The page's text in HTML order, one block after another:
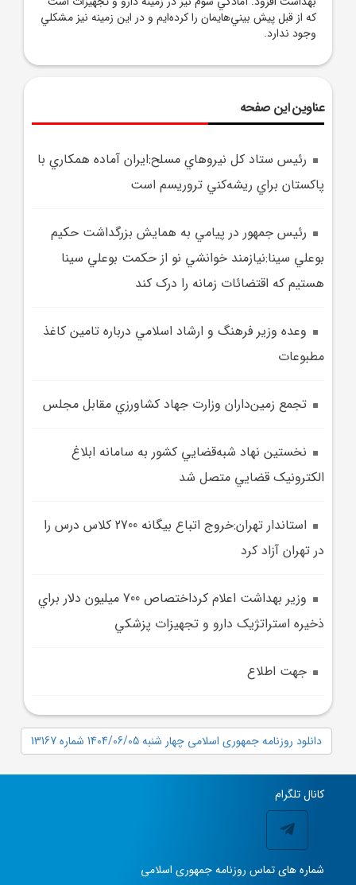
که از قبل پيش بيني‌هايمان را کرده‌ايم و در اين زمينه نيز مشکلي
وجود ندارد.
عناوین این صفحه
رئيس ستاد کل نيروهاي مسلح:ايران آماده همکاري با
پاکستان براي ريشه‌کني تروريسم است
رئيس جمهور در پيامي به همايش بزرگداشت حکيم
بوعلي سينا:نيازمند خوانشي نو از حکمت بوعلي سينا
هستيم که اقتضائات زمانه را درک کند
وعده وزير فرهنگ و ارشاد اسلامي درباره تامين کاغذ
مطبوعات
تجمع زمين‌داران وزارت جهاد کشاورزي مقابل مجلس
نخستين نهاد شبه‌قضايي کشور به سامانه ابلاغ
الکترونيک قضايي متصل شد
استاندار تهران:خروج اتباع بيگانه 2700 کلاس درس را
در تهران آزاد کرد
وزير بهداشت اعلام کرداختصاص 700 ميليون دلار براي
ذخيره استراتژيک دارو و تجهيزات پزشکي
جهت اطلاع
دانلود روزنامه جمهوری اسلامی چهار شنبه 1404/06/05 شماره 13167
کانال تلگرام
شماره های تماس روزنامه جمهوری اسلامی